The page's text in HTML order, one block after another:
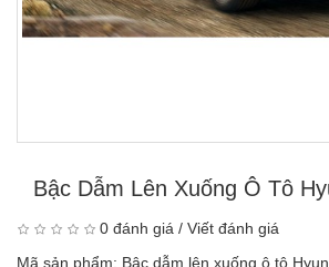
Bậc Dẫm Lên Xuống Ô Tô
0 đánh giá / Viết đánh giá
Mã sản phẩm: Bậc dẫm lên xuống ô tô